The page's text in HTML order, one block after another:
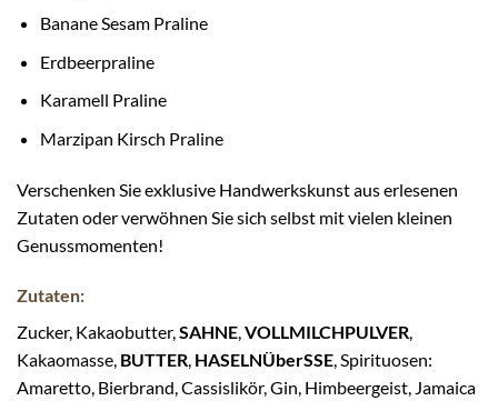
Banane Sesam Praline
Erdbeerpraline
Karamell Praline
Marzipan Kirsch Praline
Verschenken Sie exklusive Handwerkskunst aus erlesenen
Zutaten oder verwöhnen Sie sich selbst mit vielen kleinen
Genussmomenten!
Zutaten:
Zucker, Kakaobutter,SAHNE,VOLLMILCHPULVER,
Kakaomasse, BUTTER, HASELNÜberSSE, Spirituosen:
Amaretto, Bierbrand, Cassislikör, Gin, Himbeergeist, Jamaica